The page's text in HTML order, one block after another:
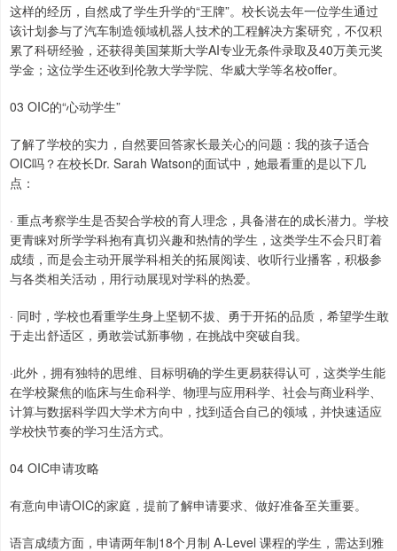
这样的经历，自然成了学生升学的“王牌”。校长说去年一位学生通过
该计划参与了汽车制造领域机器人技术的工程解决方案研究，不仅积
累了科研经验，还获得美国莱斯大学AI专业无条件录取及40万美元奖
学金；这位学生还收到伦敦大学学院、华威大学等名校offer。
03 OIC的“心动学生”
了解了学校的实力，自然要回答家长最关心的问题：我的孩子适合
OIC吗？在校长Dr. Sarah Watson的面试中，她最看重的是以下几
点：
· 重点考察学生是否契合学校的育人理念，具备潜在的成长潜力。学校
更青睐对所学学科抱有真切兴趣和热情的学生，这类学生不会只盯着
成绩，而是会主动开展学科相关的拓展阅读、收听行业播客，积极参
与各类相关活动，用行动展现对学科的热爱。
· 同时，学校也看重学生身上坚韧不拔、勇于开拓的品质，希望学生敢
于走出舒适区，勇敢尝试新事物，在挑战中突破自我。
·此外，拥有独特的思维、目标明确的学生更易获得认可，这类学生能
在学校聚焦的临床与生命科学、物理与应用科学、社会与商业科学、
计算与数据科学四大学术方向中，找到适合自己的领域，并快速适应
学校快节奏的学习生活方式。
04 OIC申请攻略
有意向申请OIC的家庭，提前了解申请要求、做好准备至关重要。
语言成绩方面，申请两年制18个月制 A-Level 课程的学生，需达到雅